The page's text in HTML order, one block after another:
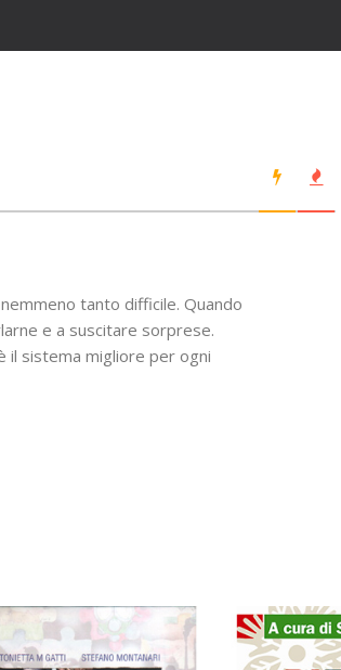
tanto difficile. Quando
e a suscitare sorprese.
il sistema migliore per ogni